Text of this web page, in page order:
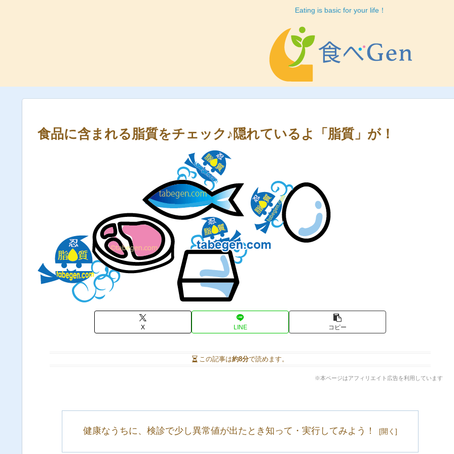
Eating is basic for your life！
食品に含まれる脂質をチェック♪隠れているよ「脂質」が！
X LINE コピー
この記事は約8分で読めます。
※本ページはアフィリエイト広告を利用しています
健康なうちに、検診で少し異常値が出たとき知って・実行してみよう！